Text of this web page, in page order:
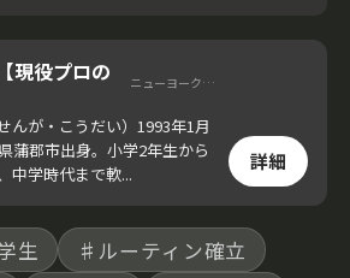
千賀選手が、自身が野球をは
語る。「野球が好きなごく普
」と振り返る当時の心境、今
道のりに迫った。
現役プロの
ニューヨーク メッツ
んが・こうだい）1993年1月
蒲郡市出身。小学2年生から
中学時代まで軟...
詳細
生
♯ルーティン確立